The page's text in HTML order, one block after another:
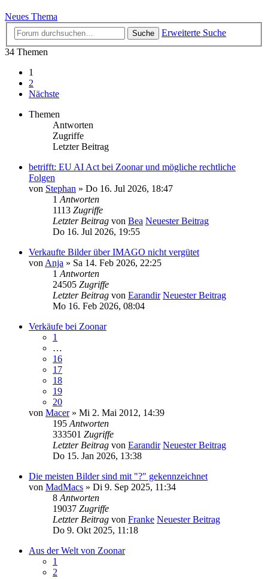
Neues Thema
Suche
Erweiterte Suche
34 Themen
1
2
Nächste
Themen
Antworten
Zugriffe
Letzter Beitrag
betrifft: EU AI Act bei Zoonar und mögliche rechtliche
Folgen
von Stephan » Do 16. Jul 2026, 18:47
1 Antworten
1113 Zugriffe
Letzter Beitrag von Bea Neuester Beitrag
Do 16. Jul 2026, 19:55
Verkaufte Bilder über IMAGO nicht vergütet
von Anja » Sa 14. Feb 2026, 22:25
1 Antworten
24505 Zugriffe
Letzter Beitrag von Earandir Neuester Beitrag
Mo 16. Feb 2026, 08:04
Verkäufe bei Zoonar
1
…
16
17
18
19
20
von Macer» Mi 2. Mai 2012, 14:39
195 Antworten
333501 Zugriffe
Letzter Beitrag von Earandir Neuester Beitrag
Do 15. Jan 2026, 13:38
Die meisten Bilder sind mit "?" gekennzeichnet
von MadMacs » Di 9. Sep 2025, 11:34
8 Antworten
19037 Zugriffe
Letzter Beitrag von Franke Neuester Beitrag
Do 9. Okt 2025, 11:18
Aus der Welt von Zoonar
1
2